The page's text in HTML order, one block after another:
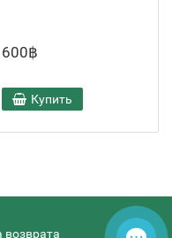
600฿
Купить
возврата